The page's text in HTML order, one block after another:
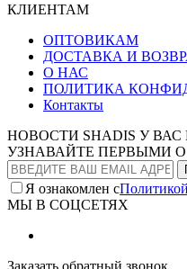
КЛИЕНТАМ
ОПТОВИКАМ
ДОСТАВКА И
О НАС
ПОЛИТИКА
Контакты
НОВОСТИ SHADIS У ВАС
УЗНАВАЙТЕ ПЕРВЫМИ
Я ознакомлен с
МЫ В СОЦСЕТЯХ
Заказать обратный звонок